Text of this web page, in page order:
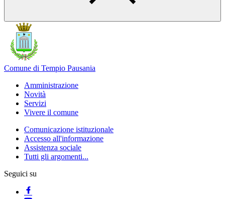
Comune di Tempio Pausania
Amministrazione
Novità
Servizi
Vivere il comune
Comunicazione istituzionale
Accesso all'informazione
Assistenza sociale
Tutti gli argomenti...
Seguici su